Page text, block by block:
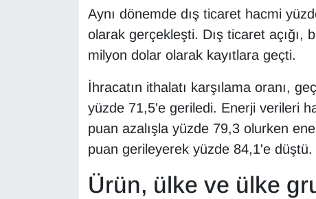
Aynı dönemde dış ticaret hacmi
olarak gerçekleşti. Dış ticaret açığı,
milyon dolar olarak kayıtlara geçti.
İhracatın ithalatı karşılama oranı,
yüzde 71,5'e geriledi. Enerji verileri
puan azalışla yüzde 79,3 olurken
puan gerileyerek yüzde 84,1'e düştü.
Ürün, ülke ve ülke
Kim Kimdir?
Kültür & Sanat
MAGAZİN